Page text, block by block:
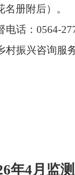
册附后） 。
电话： 0564-
村振兴咨询服
年4月监